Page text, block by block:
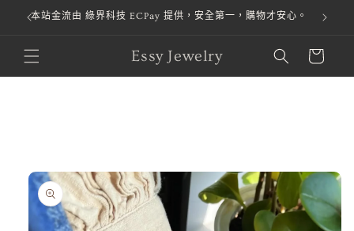
跳至內容
本站金流由 綠界科技 ECPay 提供，安全第一，購物才安心。
Essy Jewelry
物
車